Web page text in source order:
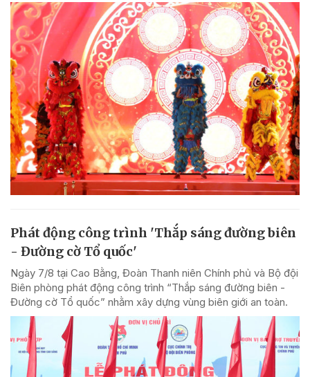
Phát động công trình 'Thắp sáng đường biên
- Đường cờ Tổ quốc'
Ngày 7/8 tại Cao Bằng, Đoàn Thanh niên Chính phủ và Bộ đội
Biên phòng phát động công trình “Thắp sáng đường biên -
Đường cờ Tổ quốc” nhằm xây dựng vùng biên giới an toàn.